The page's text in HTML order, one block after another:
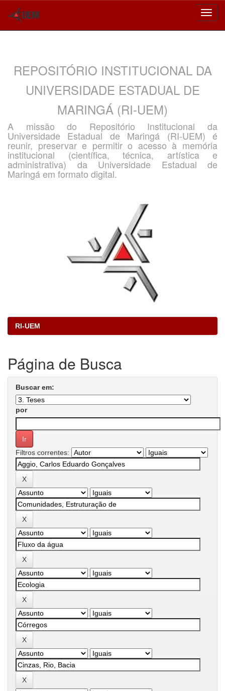
REPOSITÓRIO INSTITUCIONAL DA
UNIVERSIDADE ESTADUAL DE
MARINGÁ (RI-UEM)
A missão do Repositório Institucional da
Universidade Estadual de Maringá (RI-UEM) é
reunir, preservar e permitir o acesso à memória
institucional (científica, técnica, artística e
administrativa) da Universidade Estadual de
Maringá em formato digital.
RI-UEM
Página de Busca
Buscar em:
por
Filtros correntes: